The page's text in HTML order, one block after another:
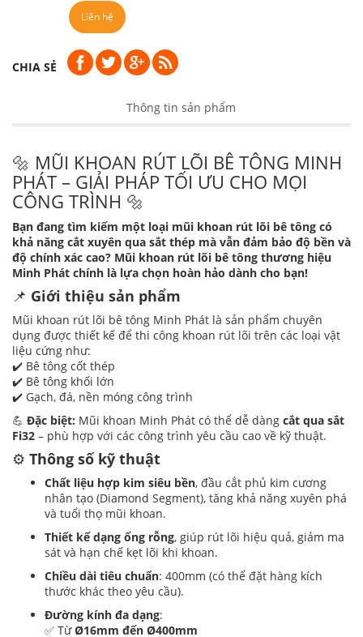
Liên hệ
CHIA SẺ
Thông tin sản phẩm
🔩 MŨI KHOAN RÚT LÕI BÊ TÔNG MINH
PHÁT – GIẢI PHÁP TỐI ƯU CHO MỌI
CÔNG TRÌNH 🔩
Bạn đang tìm kiếm một loại mũi khoan rút lõi bê tông có
khả năng cắt xuyên qua sắt thép mà vẫn đảm bảo độ bền và
độ chính xác cao? Mũi khoan rút lõi bê tông thương hiệu
Minh Phát chính là lựa chọn hoàn hảo dành cho bạn!
📌 Giới thiệu sản phẩm
Mũi khoan rút lõi bê tông Minh Phát là sản phẩm chuyên
dụng được thiết kế để thi công khoan rút lõi trên các loại vật
liệu cứng như:
✔️ Bê tông cốt thép
✔️ Bê tông khối lớn
✔️ Gạch, đá, nền móng công trình
💪 Đặc biệt: Mũi khoan Minh Phát có thể dễ dàng cắt qua sắt
Fi32 – phù hợp với các công trình yêu cầu cao về kỹ thuật.
⚙️ Thông số kỹ thuật
Chất liệu hợp kim siêu bền, đầu cắt phủ kim cương
nhân tạo (Diamond Segment), tăng khả năng xuyên phá
và tuổi thọ mũi khoan.
Thiết kế dạng ống rỗng, giúp rút lõi hiệu quả, giảm ma
sát và hạn chế kẹt lõi khi khoan.
Chiều dài tiêu chuẩn: 400mm (có thể đặt hàng kích
thước khác theo yêu cầu).
Đường kính đa dạng:
✅ TừØ16mm đến Ø400mm